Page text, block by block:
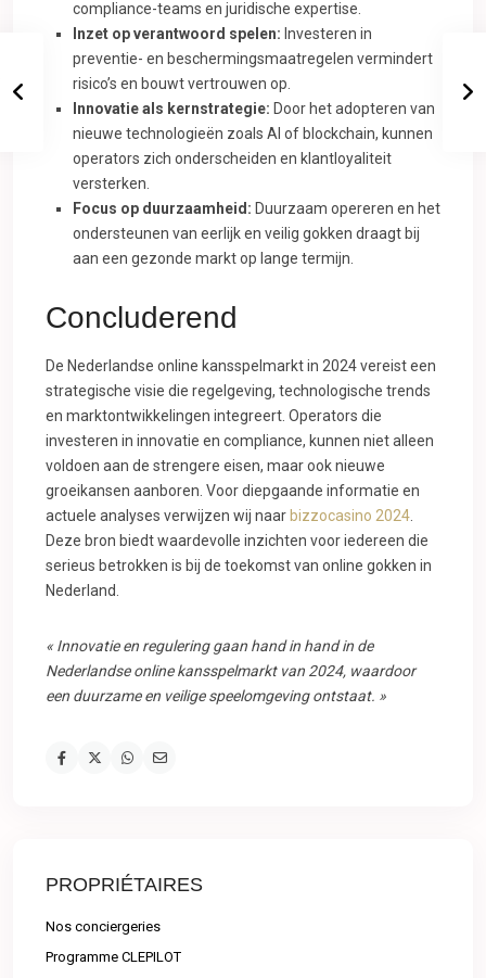
compliance-teams en juridische expertise.
Inzet op verantwoord spelen: Investeren in
preventie- en beschermingsmaatregelen vermindert
risico’s en bouwt vertrouwen op.
Innovatie als kernstrategie: Door het adopteren van
nieuwe technologieën zoals AI of blockchain, kunnen
operators zich onderscheiden en klantloyaliteit
versterken.
Focus op duurzaamheid: Duurzaam opereren en het
ondersteunen van eerlijk en veilig gokken draagt bij
aan een gezonde markt op lange termijn.
Concluderend
De Nederlandse online kansspelmarkt in 2024 vereist een
strategische visie die regelgeving, technologische trends
en marktontwikkelingen integreert. Operators die
investeren in innovatie en compliance, kunnen niet alleen
voldoen aan de strengere eisen, maar ook nieuwe
groeikansen aanboren. Voor diepgaande informatie en
actuele analyses verwijzen wij naar bizzocasino 2024
Deze bron biedt waardevolle inzichten voor iedereen die
serieus betrokken is bij de toekomst van online gokken in
Nederland.
« Innovatie en regulering gaan hand in hand in de
Nederlandse online kansspelmarkt van 2024, waardoor
een duurzame en veilige speelomgeving ontstaat. »
PROPRIÉTAIRES
Nos conciergeries
Programme CLEPILOT